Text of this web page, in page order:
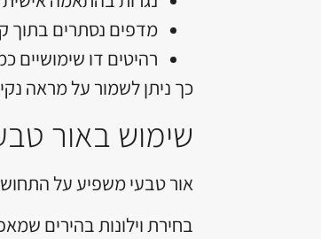
מדפים נסתרים בתוך
רהיטים דו שימושיים
כך ניתן לשמור על מראה
שימוש באור
אור טבעי משפיע על
בחירת וילונות בהירים